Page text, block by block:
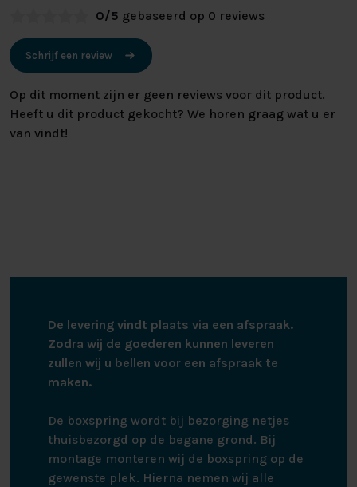
0/5 gebaseerd op 0 reviews
Schrijf een review
Op dit moment zijn er geen reviews voor dit product.
Heeft u dit product gekocht? We horen graag wat u er
van vindt!
De levering vindt plaats via een afspraak.
Zodra wij de goederen kunnen leveren
zullen wij u bellen voor een afspraak te
maken.
De boxspring wordt bij bezorging netjes
thuisbezorgd op de begane grond. Bij
montage monteren wij de boxspring op de
gewenste plek. Hierna nemen wij alle